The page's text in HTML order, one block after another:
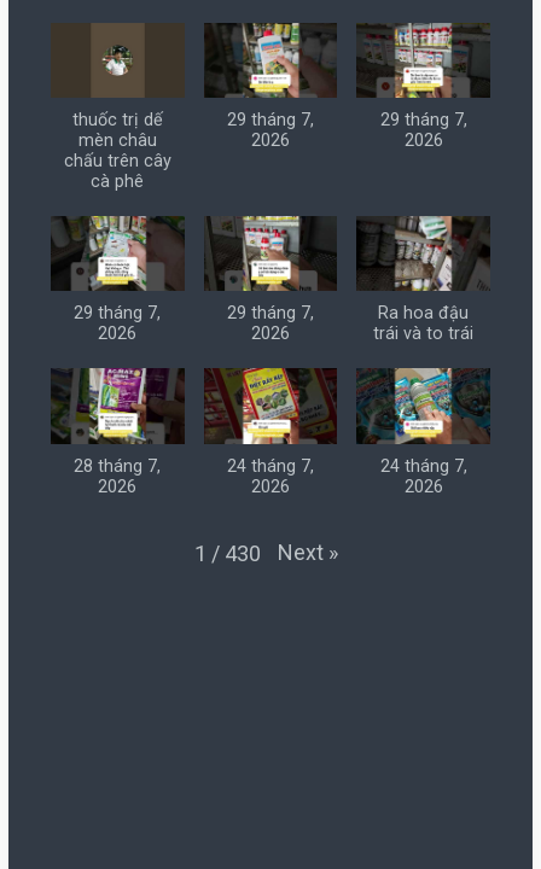
thuốc trị dế
mèn châu
chấu trên cây
cà phê
29 tháng 7,
2026
29 tháng 7,
2026
29 tháng 7,
2026
29 tháng 7,
2026
Ra hoa đậu
trái và to trái
28 tháng 7,
2026
24 tháng 7,
2026
24 tháng 7,
2026
1 / 430 Next »